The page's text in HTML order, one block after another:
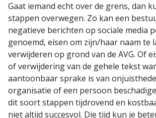
Gaat iemand echt over de grens, dan
stappen overwegen. Zo kan een
negatieve berichten op sociale media
genoemd, eisen om zijn/haar naam te
verwijderen op grond van de AVG. Of
of verwijdering van de gehele tekst
aantoonbaar sprake is van
organisatie of een persoon
dit soort stappen tijdrovend en
niet altijd succesvol. Die tijd kun je